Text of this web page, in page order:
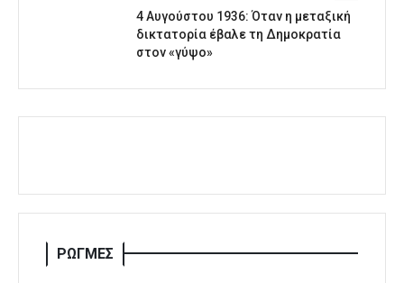
4 Αυγούστου 1936: Όταν η μεταξική
δικτατορία έβαλε τη Δημοκρατία
στον «γύψο»
ΡΩΓΜΕΣ